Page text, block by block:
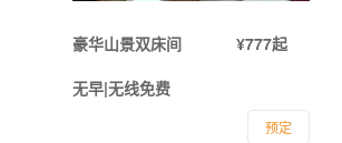
豪华山景双床间
¥777起
无早|无线免费
预定